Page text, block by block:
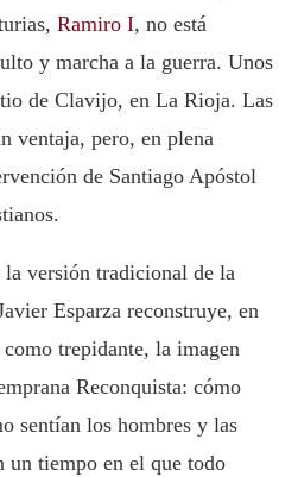
Ramiro I, no está
y marcha a la guerra. Unos
de Clavijo, en La Rioja. Las
ventaja, pero, en plena
de Santiago Apóstol
la versión tradicional de la
Esparza reconstruye, en
trepidante, la imagen
Reconquista: cómo
sentían los hombres y las
un tiempo en el que todo